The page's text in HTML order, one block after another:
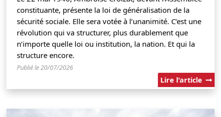
constituante, présente la loi de généralisation de la
sécurité sociale. Elle sera votée à l’unanimité. C’est une
révolution qui va structurer, plus durablement que
n’importe quelle loi ou institution, la nation. Et qui la
structure encore.
Publié le 20/07/2026
Lire l'article